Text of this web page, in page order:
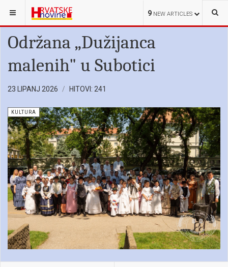
9 NEW ARTICLES
NALAZITE SE OVDJE: KULTURA
Održana „Dužijanca
malenih" u Subotici
23 LIPANJ 2026 HITOVI: 241
KULTURA